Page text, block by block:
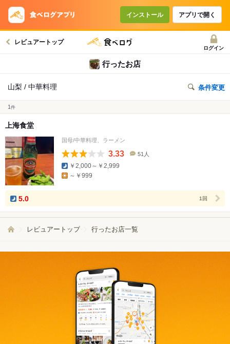
インストール アプリで開く
レビュアートップ
ログイン
行ったお店
山梨 / 中華料理 条件変更
1 件
上海食堂
国母/中華料理、ラーメン
3.33
数
51人
￥2,000～￥2,999
～￥999
5.0 1回
レビュアートップ 行ったお店一覧